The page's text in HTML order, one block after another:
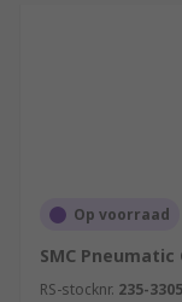
Op voorraad
SMC Pneumatic
RS-stocknr. 235-3305